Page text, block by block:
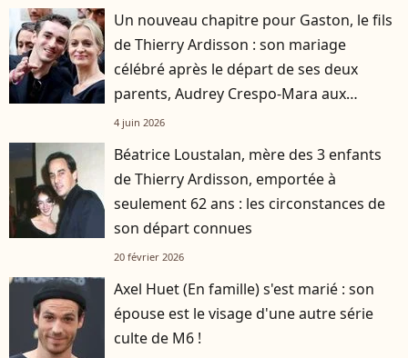
Un nouveau chapitre pour Gaston, le fils
de Thierry Ardisson : son mariage
célébré après le départ de ses deux
parents, Audrey Crespo-Mara aux
premières loges
4 juin 2026
Béatrice Loustalan, mère des 3 enfants
de Thierry Ardisson, emportée à
seulement 62 ans : les circonstances de
son départ connues
20 février 2026
Axel Huet (En famille) s'est marié : son
épouse est le visage d'une autre série
culte de M6 !